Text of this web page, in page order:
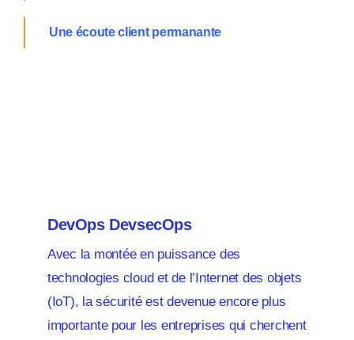
Une écoute client permanante
DevOps DevsecOps
Avec la montée en puissance des
technologies cloud et de l’Internet des objets
(IoT), la sécurité est devenue encore plus
importante pour les entreprises qui cherchent